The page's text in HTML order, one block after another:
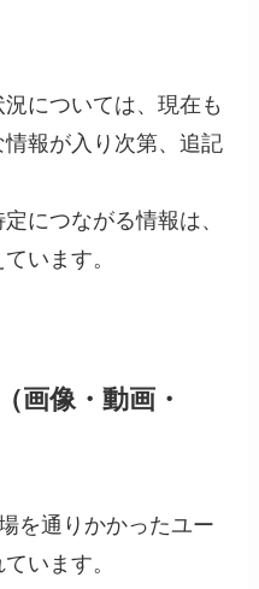
については、現在も
報が入り次第、追記
につながる情報は、
います。
画像・動画・
を通りかかったユー
います。